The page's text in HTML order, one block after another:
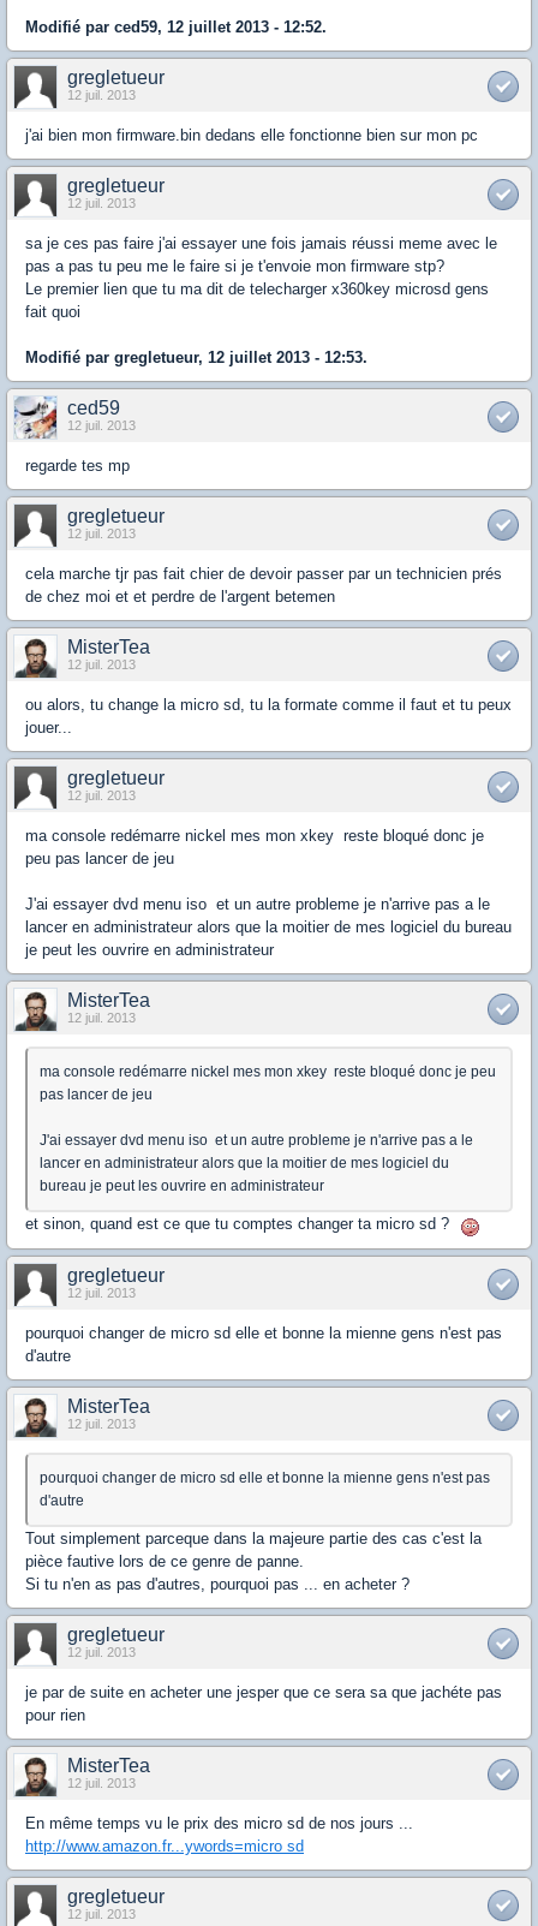
Modifié par ced59, 12 juillet 2013 - 12:52.
gregletueur
12 juil. 2013
j'ai bien mon firmware.bin dedans elle fonctionne bien sur mon pc
gregletueur
12 juil. 2013
sa je ces pas faire j'ai essayer une fois jamais réussi meme avec le
pas a pas tu peu me le faire si je t'envoie mon firmware stp?
Le premier lien que tu ma dit de telecharger x360key microsd gens
fait quoi
Modifié par gregletueur, 12 juillet 2013 - 12:53.
ced59
12 juil. 2013
regarde tes mp
gregletueur
12 juil. 2013
cela marche tjr pas fait chier de devoir passer par un technicien prés
de chez moi et et perdre de l'argent betemen
MisterTea
12 juil. 2013
ou alors, tu change la micro sd, tu la formate comme il faut et tu peux
jouer...
gregletueur
12 juil. 2013
ma console redémarre nickel mes mon xkey reste bloqué donc je
peu pas lancer de jeu
J'ai essayer dvd menu iso et un autre probleme je n'arrive pas a le
lancer en administrateur alors que la moitier de mes logiciel du bureau
je peut les ouvrire en administrateur
MisterTea
12 juil. 2013
ma console redémarre nickel mes mon xkey reste bloqué donc je peu
pas lancer de jeu
J'ai essayer dvd menu iso et un autre probleme je n'arrive pas a le
lancer en administrateur alors que la moitier de mes logiciel du
bureau je peut les ouvrire en administrateur
et sinon, quand est ce que tu comptes changer ta micro sd ?
gregletueur
12 juil. 2013
pourquoi changer de micro sd elle et bonne la mienne gens n'est pas
d'autre
MisterTea
12 juil. 2013
pourquoi changer de micro sd elle et bonne la mienne gens n'est pas
d'autre
Tout simplement parceque dans la majeure partie des cas c'est la
pièce fautive lors de ce genre de panne.
Si tu n'en as pas d'autres, pourquoi pas ... en acheter ?
gregletueur
12 juil. 2013
je par de suite en acheter une jesper que ce sera sa que jachéte pas
pour rien
MisterTea
12 juil. 2013
En même temps vu le prix des micro sd de nos jours ...
http://www.amazon.fr...ywords=micro sd
gregletueur
12 juil. 2013